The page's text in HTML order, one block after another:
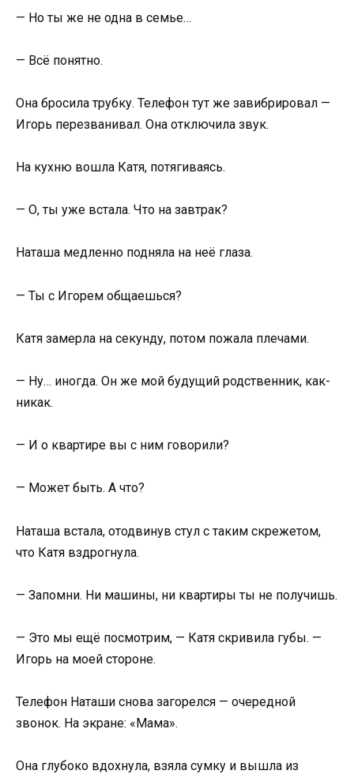
— Но ты же не одна в семье…
— Всё понятно.
Она бросила трубку. Телефон тут же завибрировал —
Игорь перезванивал. Она отключила звук.
На кухню вошла Катя, потягиваясь.
— О, ты уже встала. Что на завтрак?
Наташа медленно подняла на неё глаза.
— Ты с Игорем общаешься?
Катя замерла на секунду, потом пожала плечами.
— Ну… иногда. Он же мой будущий родственник, как-
никак.
— И о квартире вы с ним говорили?
— Может быть. А что?
Наташа встала, отодвинув стул с таким скрежетом,
что Катя вздрогнула.
— Запомни. Ни машины, ни квартиры ты не получишь.
— Это мы ещё посмотрим, — Катя скривила губы. —
Игорь на моей стороне.
Телефон Наташи снова загорелся — очередной
звонок. На экране: «Мама».
Она глубоко вдохнула, взяла сумку и вышла из